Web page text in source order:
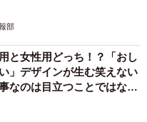
部
と女性用どっち！？「おし
」デザインが生む笑えない
なのは目立つことではな